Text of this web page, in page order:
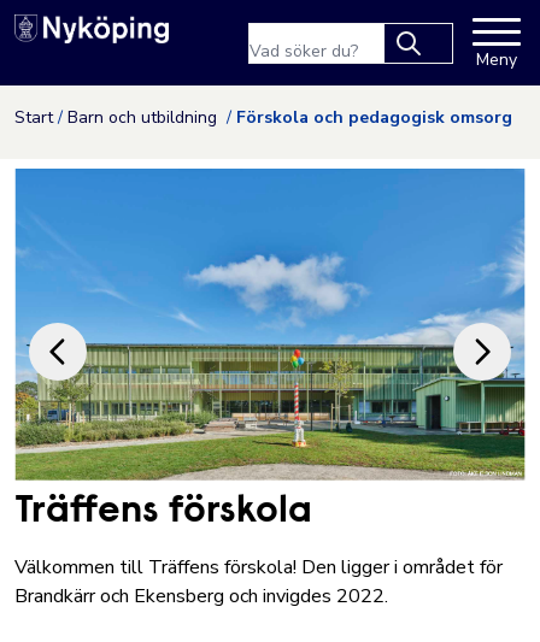
Hoppa till innehåll
Nyköpings kommuns
results.
Meny
Start Barn och utbildning Förskola och pedagogisk omsorg
Träffens förskola
Välkommen till Träffens förskola! Den ligger i området för
Brandkärr och Ekensberg och invigdes 2022.